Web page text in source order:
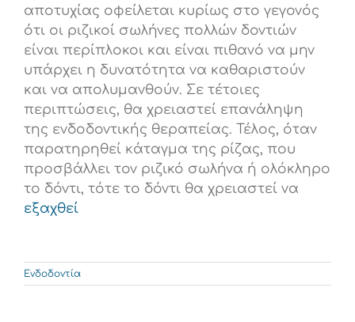
αποτυχίας οφείλεται κυρίως στο γεγονός
ότι οι ριζικοί σωλήνες πολλών δοντιών
είναι περίπλοκοι και είναι πιθανό να μην
υπάρχει η δυνατότητα να καθαριστούν
και να απολυμανθούν. Σε τέτοιες
περιπτώσεις, θα χρειαστεί επανάληψη
της ενδοδοντικής θεραπείας. Τέλος, όταν
παρατηρηθεί κάταγμα της ρίζας, που
προσβάλλει τον ριζικό σωλήνα ή ολόκληρο
το δόντι, τότε το δόντι θα χρειαστεί να
εξαχθεί
Ενδοδοντία